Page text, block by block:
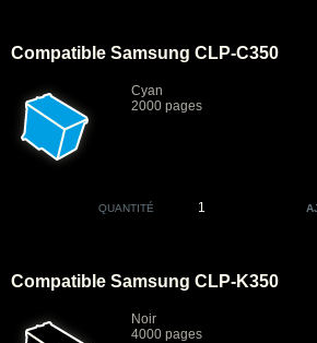
Compatible Samsung CLP-C350
Cyan
2000 pages
QUANTITÉ
Compatible Samsung CLP-K350
Noir
4000 pages